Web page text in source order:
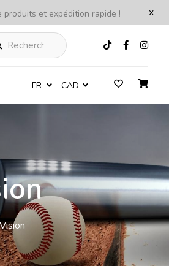
x
produits et expédition rapide !
FR CAD